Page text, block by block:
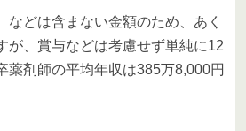
などは含まない金額のため、あく
が、賞与などは考慮せず単純に12
薬剤師の平均年収は385万8,000円